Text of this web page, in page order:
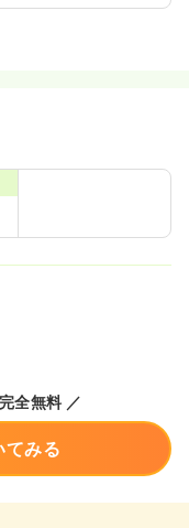
全無料 ／
てみる